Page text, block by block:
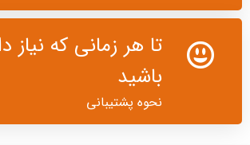
تا هر زمانی که نیاز
باشید
نحوه پشتیبانی